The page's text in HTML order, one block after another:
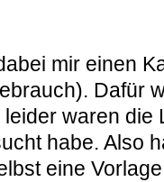
mir einen
Dafür
waren die
habe. Also
eine